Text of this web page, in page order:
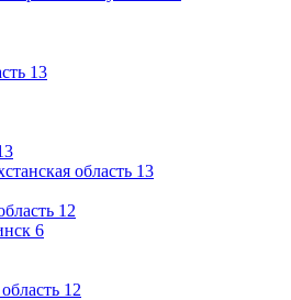
13
область 13
12
6
12